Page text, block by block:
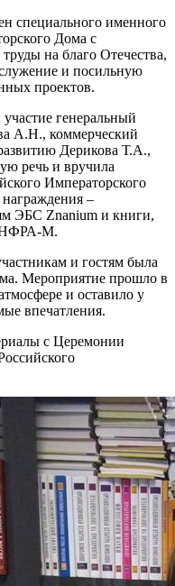
специального именного
Дома с
на благо Отечества,
и посильную
проектов.
генеральный
А.Н., коммерческий
Дерикова Т.А.,
речь и вручила
Императорского
–
ЭБС Znanium и книги,
М.
и гостям была
Мероприятие прошло в
и оставило у
впечатления.
с Церемонии